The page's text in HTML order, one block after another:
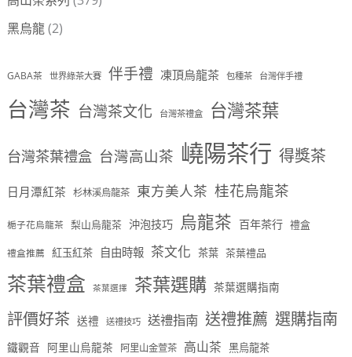
黑烏龍(2)
GABA茶 世界綠茶大賽 伴手禮 凍頂烏龍茶 包種茶 台灣伴手禮
台灣茶 台灣茶文化 台灣茶禮盒 台灣茶葉
台灣茶葉禮盒 台灣高山茶 嶢陽茶行 得獎茶
日月潭紅茶 杉林溪烏龍茶 東方美人茶 桂花烏龍茶
梔子花烏龍茶 梨山烏龍茶 沖泡技巧 烏龍茶 百年茶行 禮盒
禮盒推薦 紅玉紅茶 自由時報 茶文化 茶葉 茶葉禮品
茶葉禮盒 茶葉選擇 茶葉選購 茶葉選購指南
評價好茶 送禮 送禮技巧 送禮指南 送禮推薦 選購指南
鐵觀音 阿里山烏龍茶 阿里山金萱茶 高山茶 黑烏龍茶